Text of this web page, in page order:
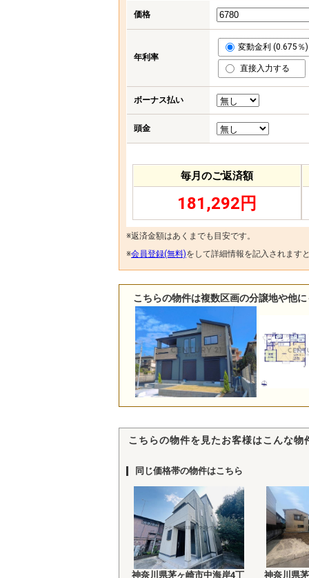
価格
年利率
変動金利 (0.675％)
直接入力する
ボーナス払い
頭金
毎月のご返済額
181,292円
※返済金額はあくまでも目安です。
※会員登録(無料)をして詳細情報を記入されます
こちらの物件は複数区画の分譲地や他
こちらの物件を見たお客様はこんな
同じ価格帯の物件はこちら
神奈川県茅ヶ崎市中海岸4丁 神奈川県